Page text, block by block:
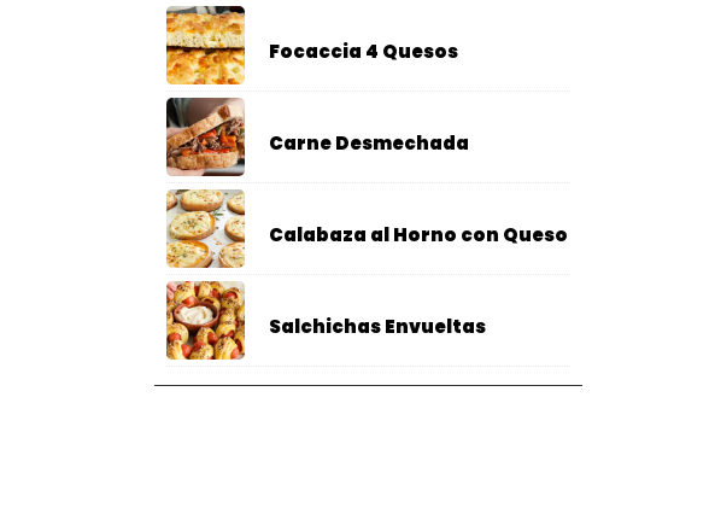
Focaccia 4 Quesos
Carne Desmechada
Calabaza al Horno con Queso
Salchichas Envueltas